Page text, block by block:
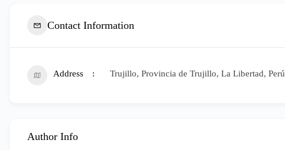
Contact Information
Address Trujillo, Provincia de Trujillo, La Libertad, Perú
Author Info